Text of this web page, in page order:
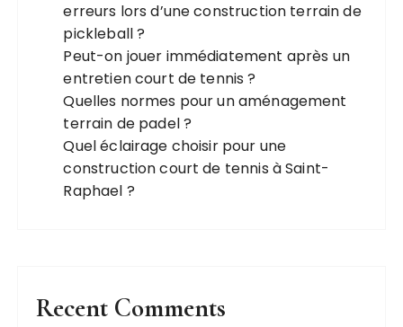
erreurs lors d’une construction terrain de
pickleball ?
Peut-on jouer immédiatement après un
entretien court de tennis ?
Quelles normes pour un aménagement
terrain de padel ?
Quel éclairage choisir pour une
construction court de tennis à Saint-
Raphael ?
Recent Comments